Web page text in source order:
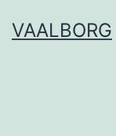
toVAALBORG